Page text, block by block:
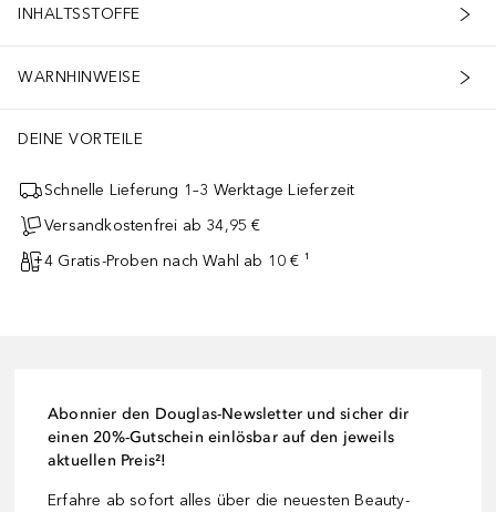
INHALTSSTOFFE
WARNHINWEISE
DEINE VORTEILE
Schnelle Lieferung 1–3 Werktage Lieferzeit
Versandkostenfrei ab 34,95 €
4 Gratis-Proben nach Wahl ab 10 € ¹
Abonnier den Douglas-Newsletter und sicher dir
einen 20%-Gutschein einlösbar auf den jeweils
aktuellen Preis²!
Erfahre ab sofort alles über die neuesten Beauty-